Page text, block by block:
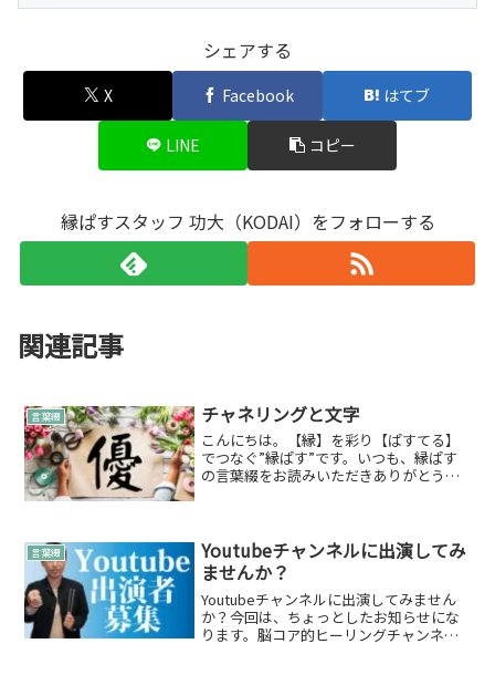
シェアする
X Facebook はてブ
LINE コピー
縁ぱすスタッフ 功大（KODAI）をフォローする
関連記事
言葉綴 チャネリングと文字
こんにちは。【縁】を彩り【ぱすてる】
でつなぐ”縁ぱす”です。いつも、縁ぱす
の言葉綴をお読みいただきありがとうご
ャネリングをしています♪...
言葉綴
Youtubeチャンネルに出演してみ
ませんか？
Youtubeチャンネルに出演してみません
か？今回は、ちょっとしたお知らせにな
ります。脳コア的ヒーリングチャンネル